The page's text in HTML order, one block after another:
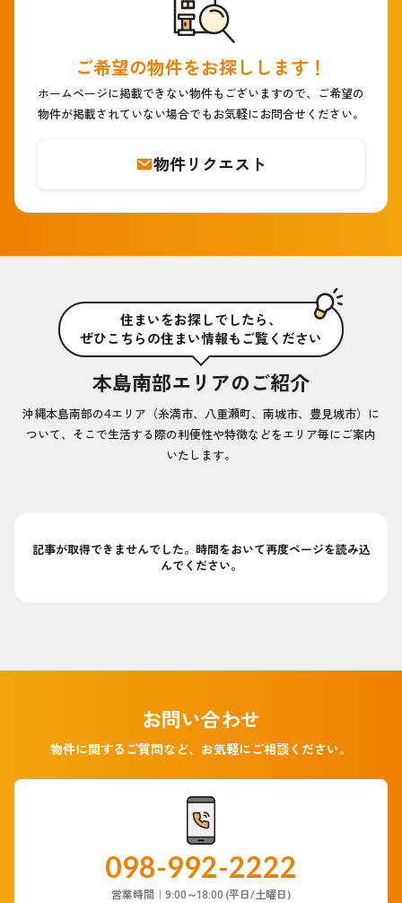
ご希望の物件をお探しします！
ホームページに掲載できない物件もございますので、
ご希望の
物件が掲載されていない場合でもお気軽にお問合せください。
物件リクエスト
住まいをお探しでしたら、
ぜひこちらの住まい情報もご覧ください
本島南部エリアのご紹介
沖縄本島南部の4エリア（糸満市、八重瀬町、南城市、豊見城市）に
ついて、そこで生活する際の利便性や特徴などをエリア毎にご案内
いたします。
記事が取得できませんでした。時間をおいて再度ページを読み込
んでください。
お問い合わせ
物件に関するご質問など、お気軽にご相談ください。
098-992-2222
営業時間｜ 9:00～18:00 (平日/土曜日)